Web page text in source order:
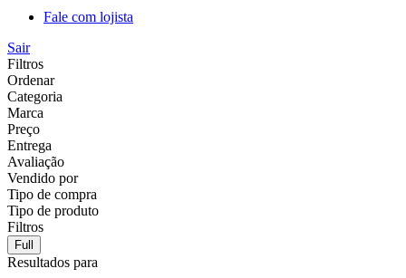
Fale com lojista
Sair
Filtros
Ordenar
Categoria
Marca
Preço
Entrega
Avaliação
Vendido por
Tipo de compra
Tipo de produto
Filtros
Full
Resultados para